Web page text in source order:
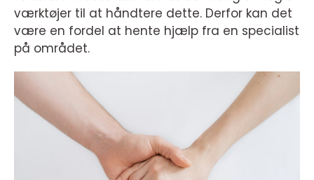
værktøjer til at håndtere dette. Derfor kan det
være en fordel at hente hjælp fra en specialist
på området.